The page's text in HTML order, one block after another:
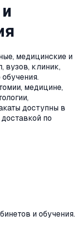
медицинские и
вузов, клиник,
медицине,
доступны в
по
и обучения.